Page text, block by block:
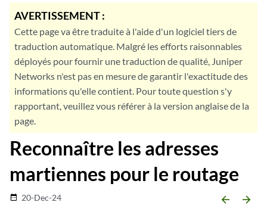
AVERTISSEMENT :
Cette page va être traduite à l'aide d'un logiciel tiers de
traduction automatique. Malgré les efforts raisonnables
déployés pour fournir une traduction de qualité, Juniper
Networks n'est pas en mesure de garantir l'exactitude des
informations qu'elle contient. Pour toute question s'y
rapportant, veuillez vous référer à la version anglaise de la
page.
Reconnaître les adresses
martiennes pour le routage
date_range 20-Dec-24 arrow_backward arrow_forward